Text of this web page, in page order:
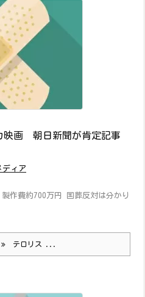
映画 朝日新聞が肯定記事
ディア
製作費約700万円 国葬反対は分かり
テロリス ...